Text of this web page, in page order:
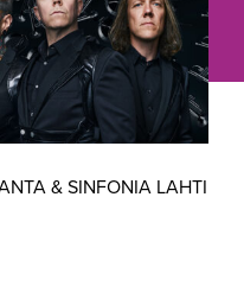
& SINFONIA LAHTI